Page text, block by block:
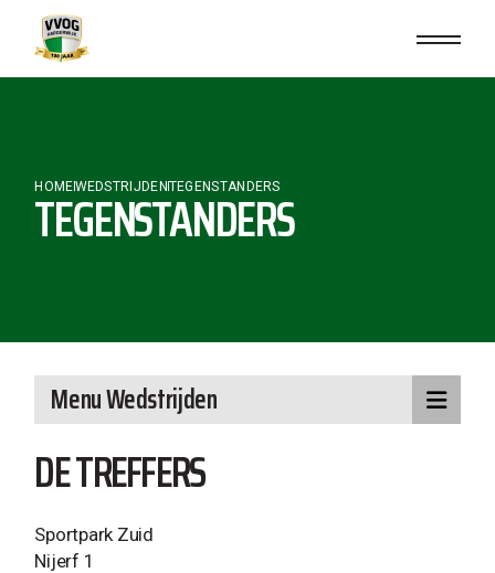
content
HOMEWEDSTRIJDEN TEGENSTANDERS
TEGENSTANDERS
DE TREFFERS
Sportpark Zuid
Nijerf 1
Menu Wedstrijden